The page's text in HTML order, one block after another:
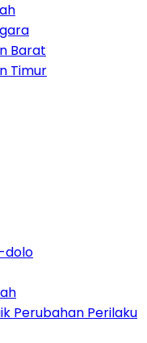
Barat
Timur
dolo
Perubahan Perilaku